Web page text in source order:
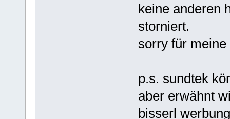
keine anderen
storniert.
sorry für
p.s. sundtek
aber erwähnt
bisserl